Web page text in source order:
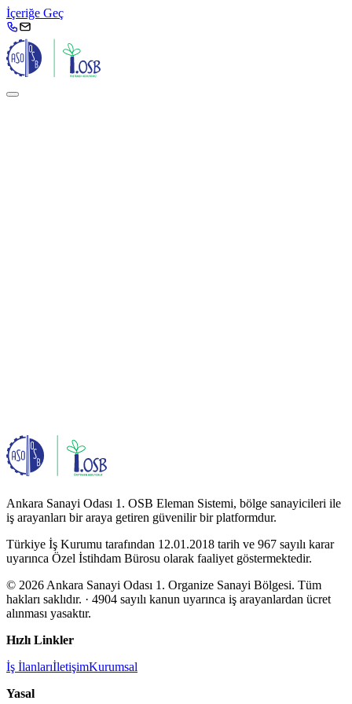
İçeriğe Geç
Ankara Sanayi Odası 1. OSB Eleman Sistemi, bölge sanayicileri ile
iş arayanları bir araya getiren güvenilir bir platformdur.
Türkiye İş Kurumu tarafından 12.01.2018 tarih ve 967 sayılı karar
uyarınca Özel İstihdam Bürosu olarak faaliyet göstermektedir.
© 2026 Ankara Sanayi Odası 1. Organize Sanayi Bölgesi. Tüm
hakları saklıdır. · 4904 sayılı kanun uyarınca iş arayanlardan ücret
alınması yasaktır.
Hızlı Linkler
İş İlanlarıİletişimKurumsal
Yasal